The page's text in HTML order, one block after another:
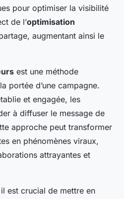
pour optimiser la visibilité
de l’optimisation
augmentant ainsi le
est une méthode
portée d’une campagne.
et engagée, les
à diffuser le message de
approche peut transformer
en phénomènes viraux,
attrayantes et
est crucial de mettre en